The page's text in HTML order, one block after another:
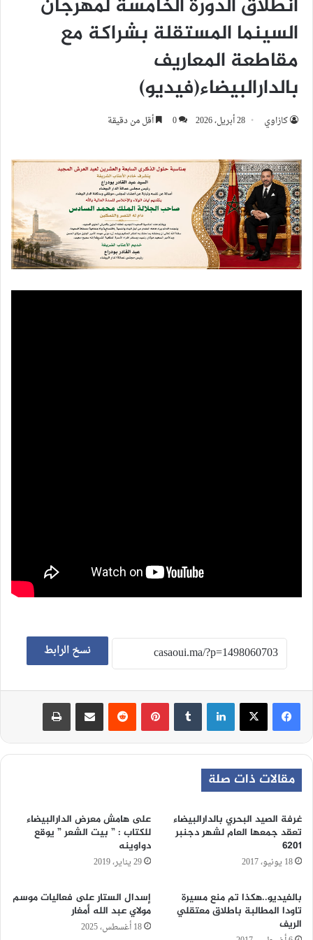
انطلاق الدورة الخامسة لمهرجان
السينما المستقلة بشراكة مع
مقاطعة المعاريف
بالدارالبيضاء(فيديو)
كازاوي 28 أبريل، 2026 0 أقل من دقيقة
نسخ الرابط
لينكدإن بينتيريست
مقالات ذات صلة
غرفة الصيد البحري بالدارالبيضاء
تعقد جمعها العام لشهر دجنبر
6201
18 يونيو، 2017
على هامش معرض الدارالبيضاء
للكتاب : ” بيت الشعر ” يوقع
دواوينه
29 يناير، 2019
بالفيديو..هكذا تم منع مسيرة
تاودا المطالبة باطلاق معتقلي
الريف
إسدال الستار على فعاليات موسم
مولاي عبد الله أمغار
18 أغسطس، 2025